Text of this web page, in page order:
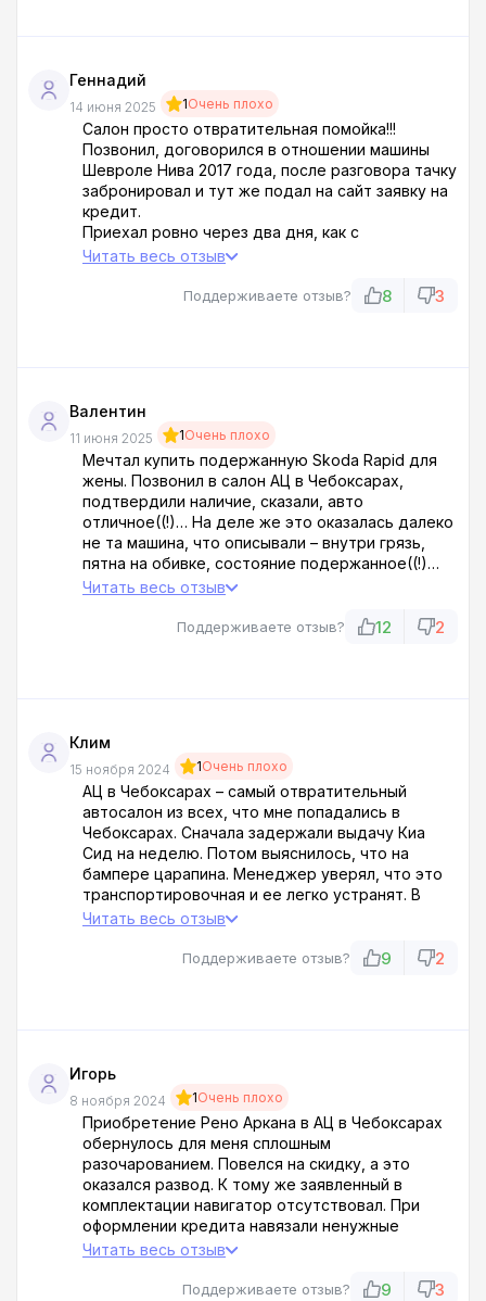
Геннадий
14 июня 2025 1Очень плохо
Салон просто отвратительная помойка!!!
Позвонил, договорился в отношении машины
Шевроле Нива 2017 года, после разговора тачку
забронировал и тут же подал на сайт заявку на
кредит.
Приехал ровно через два дня, как с
менеджером и было оговорено!
кредита, а с меня сразу потребовали первый
Читать весь отзыв
Поддерживаете отзыв? 8 3
Валентин
11 июня 2025 1Очень плохо
Мечтал купить подержанную Skoda Rapid для
жены. Позвонил в салон АЦ в Чебоксарах,
подтвердили наличие, сказали, авто
отличное((!)… На деле же это оказалась далеко
не та машина, что описывали – внутри грязь,
пятна на обивке, состояние подержанное((!)…
Мне типа скидку дают 90 тысяч, щедрость
СТОИТ ЗАПРЕТ НА РЕГИСТРАЦИОННЫЕ
Читать весь отзыв
Поддерживаете отзыв? 12 2
Клим
15 ноября 2024 1Очень плохо
АЦ в Чебоксарах – самый отвратительный
автосалон из всех, что мне попадались в
Чебоксарах. Сначала задержали выдачу Киа
Сид на неделю. Потом выяснилось, что на
бампере царапина. Менеджер уверял, что это
транспортировочная и ее легко устранят. В
итоге красили весь бампер, а цвет не попали.
невозможно. Полное игнорирование клиентов.
Читать весь отзыв
Поддерживаете отзыв? 9 2
Игорь
8 ноября 2024 1Очень плохо
Приобретение Рено Аркана в АЦ в Чебоксарах
обернулось для меня сплошным
разочарованием. Повелся на скидку, а это
оказался развод. К тому же заявленный в
комплектации навигатор отсутствовал. При
оформлении кредита навязали ненужные
дополнительные услуги. А через три месяца
ремонт которого, вопреки гарантии, пришлось
Читать весь отзыв
Поддерживаете отзыв? 9 3